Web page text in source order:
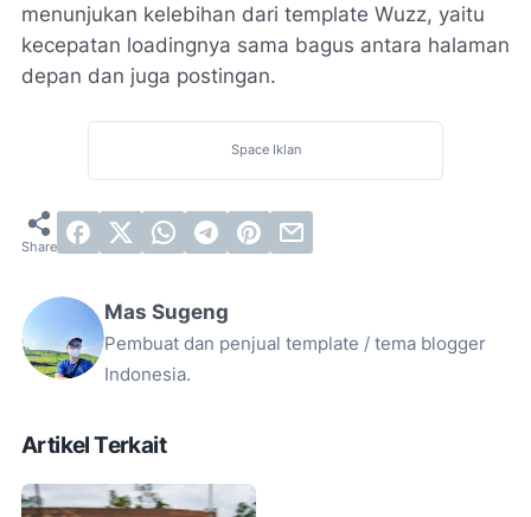
menunjukan kelebihan dari template Wuzz, yaitu
kecepatan loadingnya sama bagus antara halaman
depan dan juga postingan.
Space Iklan
Mas Sugeng
Pembuat dan penjual template / tema blogger
Indonesia.
Artikel Terkait